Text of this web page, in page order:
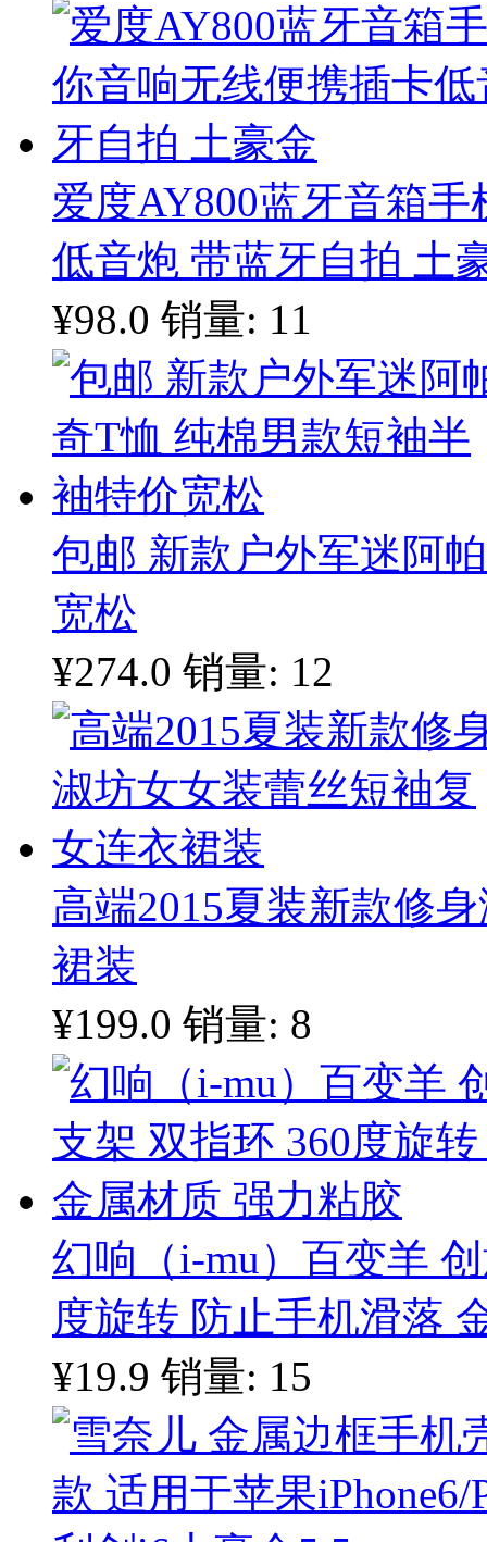
爱度AY800蓝牙音箱
低音炮 带蓝牙自拍 土
¥98.0 销量: 11
包邮 新款户外军迷阿
宽松
¥274.0 销量: 12
高端2015夏装新款修
裙装
¥199.0 销量: 8
幻响（i-mu）百变羊
度旋转 防止手机滑落
¥19.9 销量: 15